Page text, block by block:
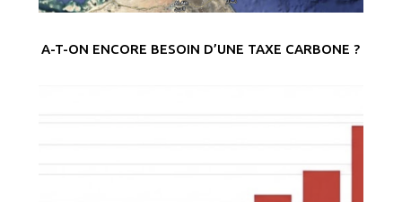
A-T-ON ENCORE BESOIN D’UNE TAXE CARBONE ?